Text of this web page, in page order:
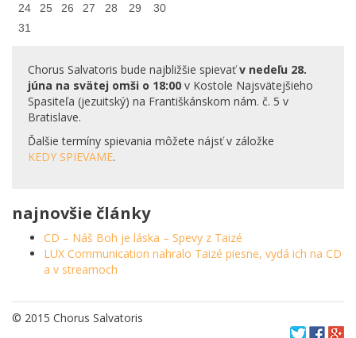
24
25 26 27 28 29
30
31
Chorus Salvatoris bude najbližšie spievaťv nedeľu 28.
júna na svätej omši o 18:00 v Kostole Najsvätejšieho
Spasiteľa (jezuitský) na Františkánskom nám. č. 5 v
Bratislave.
Ďalšie termíny spievania môžete nájsť v záložke
KEDY SPIEVAME.
najnovšie články
CD – Náš Boh je láska – Spevy z Taizé
LUX Communication nahralo Taizé piesne, vydá ich na CD
a v streamoch
© 2015 Chorus Salvatoris